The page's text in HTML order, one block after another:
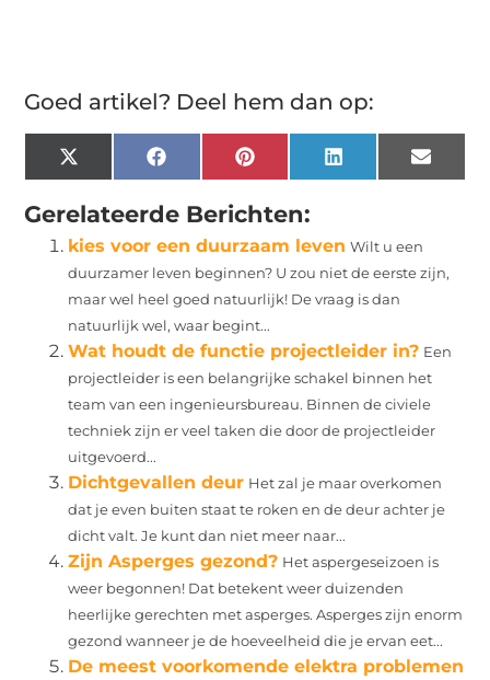
Goed artikel? Deel hem dan op:
X
(Twitter)
FacebookPinterest LinkedIn Email
Gerelateerde Berichten:
kies voor een duurzaam leven Wilt u een
duurzamer leven beginnen? U zou niet de eerste zijn,
maar wel heel goed natuurlijk! De vraag is dan
natuurlijk wel, waar begint...
Wat houdt de functie projectleider in? Een
projectleider is een belangrijke schakel binnen het
team van een ingenieursbureau. Binnen de civiele
techniek zijn er veel taken die door de projectleider
uitgevoerd...
Dichtgevallen deur Het zal je maar overkomen
dat je even buiten staat te roken en de deur achter je
dicht valt. Je kunt dan niet meer naar...
Zijn Asperges gezond? Het aspergeseizoen is
weer begonnen! Dat betekent weer duizenden
heerlijke gerechten met asperges. Asperges zijn enorm
gezond wanneer je de hoeveelheid die je ervan eet...
De meest voorkomende elektra problemen